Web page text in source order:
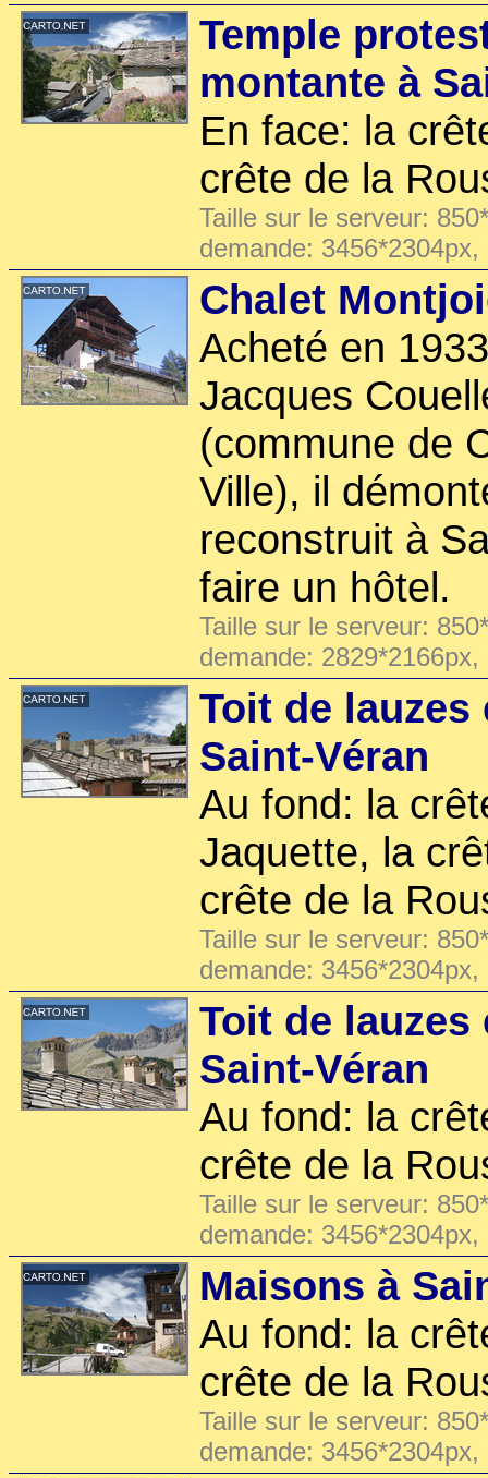
Temple
montante à
En face: la
crête de la
Taille sur le serveur:
demande:
Chalet
Acheté en
Jacques
(commune de
Ville), il
reconstruit à
faire un hôtel.
Taille sur le serveur:
demande:
Toit de lauzes
Saint-Véran
Au fond: la
Jaquette, la
crête de la
Taille sur le serveur:
demande:
Toit de lauzes
Saint-Véran
Au fond: la
crête de la
Taille sur le serveur:
demande:
Maisons à
Au fond: la
crête de la
Taille sur le serveur:
demande: